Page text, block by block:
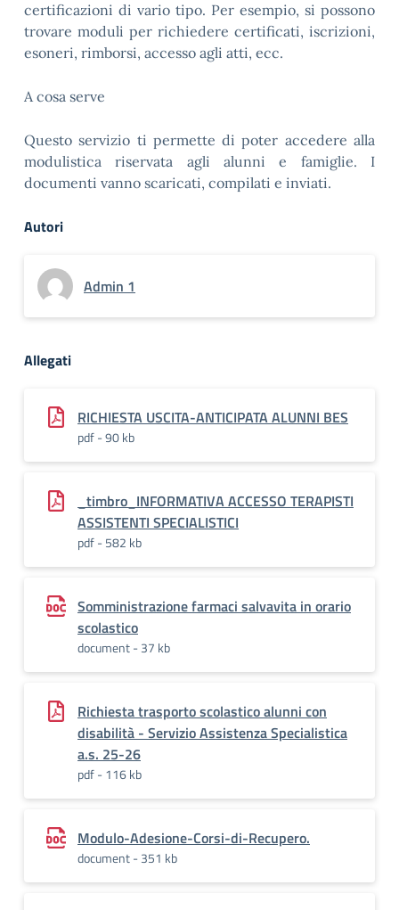
certificazioni di vario tipo. Per esempio, si possono
trovare moduli per richiedere certificati, iscrizioni,
esoneri, rimborsi, accesso agli atti, ecc.
A cosa serve
Questo servizio ti permette di poter accedere alla
modulistica riservata agli alunni e famiglie. I
documenti vanno scaricati, compilati e inviati.
Autori
Admin 1
Allegati
RICHIESTA USCITA-ANTICIPATA ALUNNI BES
pdf - 90 kb
_timbro_INFORMATIVA ACCESSO TERAPISTI
ASSISTENTI SPECIALISTICI
pdf - 582 kb
Somministrazione farmaci salvavita in orario
scolastico
document - 37 kb
Richiesta trasporto scolastico alunni con
disabilità - Servizio Assistenza Specialistica
a.s. 25-26
pdf - 116 kb
Modulo-Adesione-Corsi-di-Recupero.
document - 351 kb